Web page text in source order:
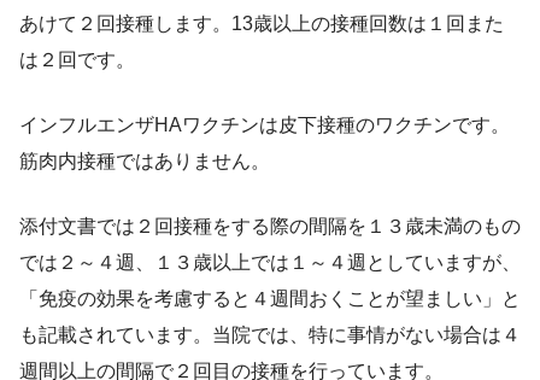
あけて２回接種します。13歳以上の接種回数は１回また
は２回です。
インフルエンザHAワクチンは皮下接種のワクチンです。
筋肉内接種ではありません。
添付文書では２回接種をする際の間隔を１３歳未満のもの
では２～４週、１３歳以上では１～４週としていますが、
「免疫の効果を考慮すると４週間おくことが望ましい」と
も記載されています。当院では、特に事情がない場合は４
週間以上の間隔で２回目の接種を行っています。